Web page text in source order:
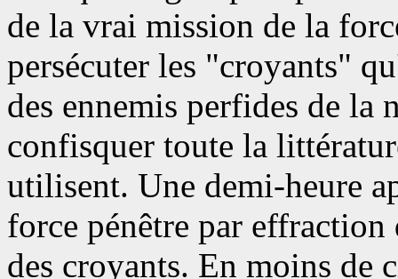
de la vrai mission de la
persécuter les "croyants"
des ennemis perfides de
confisquer toute la
utilisent. Une demi-heure
force pénêtre par effraction
des croyants. En moins de